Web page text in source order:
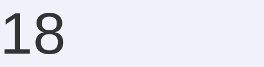
18